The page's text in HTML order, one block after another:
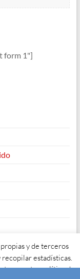
form 1"]
TemaSpaciousde
y de terceros
estadísticas.
nuestra política de